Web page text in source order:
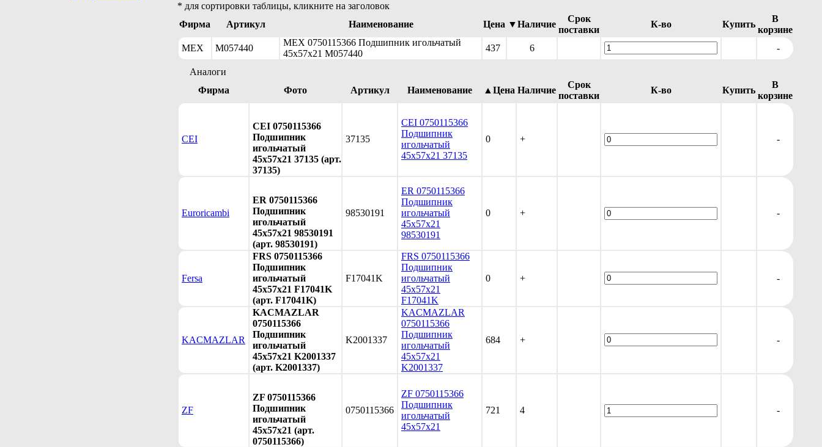
* для сортировки таблицы, кликните на заголовок
Фирма
Артикул Наименование Цена ▼Наличие
Срок
поставки
К-во Купить
В
корзине
MEX
M057440
MEX 0750115366 Подшипник игольчатый
45x57x21 M057440
437 6 -
Аналоги
Фирма
Фото Артикул Наименование ▲Цена Наличие
Срок
поставки
К-во Купить
В
корзине
CEI
CEI 0750115366
Подшипник
игольчатый
45x57x21 37135 (арт.
37135)
37135
CEI 0750115366
Подшипник
игольчатый
45x57x21 37135
0 + -
Euroricambi
ER 0750115366
Подшипник
игольчатый
45x57x21 98530191
(арт. 98530191)
98530191
ER 0750115366
Подшипник
игольчатый
45x57x21
98530191
0 + -
Fersa
FRS 0750115366
Подшипник
игольчатый
45x57x21 F17041K
(арт. F17041K)
F17041K
FRS 0750115366
Подшипник
игольчатый
45x57x21
F17041K
0 + -
KACMAZLAR
KACMAZLAR
0750115366
Подшипник
игольчатый
45x57x21 K2001337
(арт. K2001337)
K2001337
KACMAZLAR
0750115366
Подшипник
игольчатый
45x57x21
K2001337
684 + -
ZF
ZF 0750115366
Подшипник
игольчатый
45x57x21 (арт.
0750115366)
0750115366
ZF 0750115366
Подшипник
игольчатый
45x57x21
721 4 -